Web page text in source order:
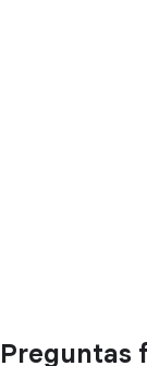
Preguntas